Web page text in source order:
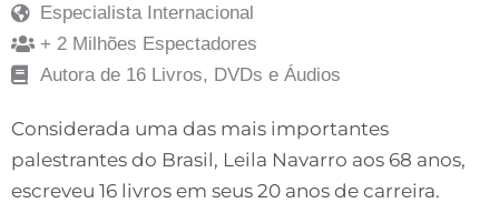
Especialista Internacional
+ 2 Milhões Espectadores
Autora de 16 Livros, DVDs e Áudios
Considerada uma das mais importantes
palestrantes do Brasil, Leila Navarro aos 68 anos,
escreveu 16 livros em seus 20 anos de carreira.